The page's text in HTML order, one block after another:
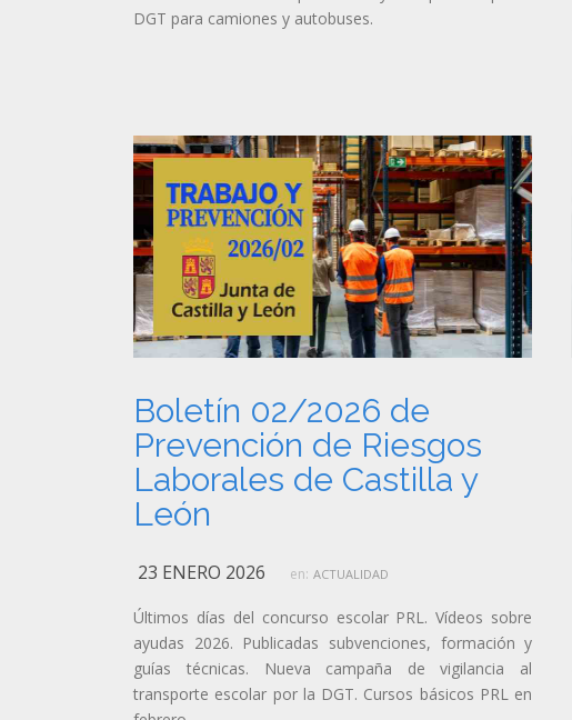
DGT para camiones y autobuses.
Boletín 02/2026 de
Prevención de Riesgos
Laborales de Castilla y
León
23 ENERO 2026 en: ACTUALIDAD
Últimos días del concurso escolar PRL. Vídeos sobre
ayudas 2026. Publicadas subvenciones, formación y
guías técnicas. Nueva campaña de vigilancia al
transporte escolar por la DGT. Cursos básicos PRL en